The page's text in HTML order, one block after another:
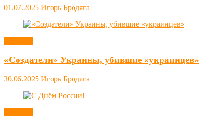
01.07.2025 Игорь Бродяга
«Создатели» Украины, убившие «украинцев»
30.06.2025 Игорь Бродяга